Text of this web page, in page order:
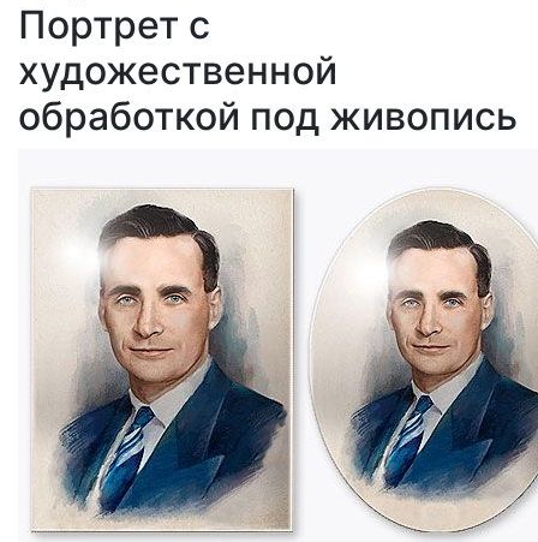
Портрет с
художественной
обработкой под живопись